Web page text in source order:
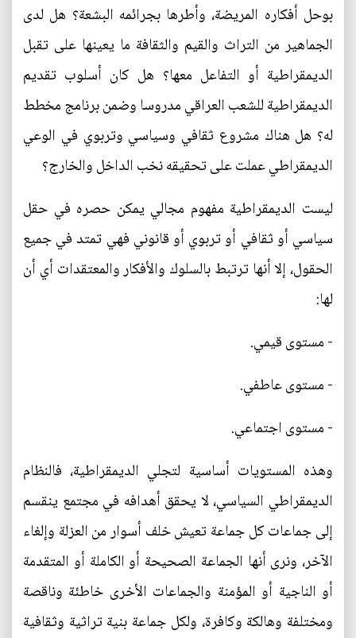
بوحل أفكاره المريضة، وأطرها بجرائمه البشعة؟ هل لدى
الجماهير من التراث والقيم والثقافة ما يعينها على تقبل
الديمقراطية أو التفاعل معها؟ هل كان أسلوب تقديم
الديمقراطية للشعب العراقي مدروسا وضمن برنامج مخطط
له؟ هل هناك مشروع ثقافي وسياسي وتربوي في الوعي
الديمقراطي عملت على تحقيقه نخب الداخل والخارج؟
ليست الديمقراطية مفهوم مجالي يمكن حصره في حقل
سياسي أو ثقافي أو تربوي أو قانوني فهي تمتد في جميع
الحقول، إلا أنها ترتبط بالسلوك والأفكار والمعتقدات أي أن
لها:
- مستوى قيمي.
- مستوى عاطفي.
- مستوى اجتماعي.
وهذه المستويات أساسية لتجلي الديمقراطية، فالنظام
الديمقراطي السياسي، لا يحقق أهدافه في مجتمع ينقسم
إلى جماعات كل جماعة تعيش خلف أسوار من العزلة وإلغاء
الآخر، ونرى أنها الجماعة الصحيحة أو الكاملة أو المتقدمة
أو الناجية أو المؤمنة والجماعات الأخرى خاطئة وناقصة
ومختلفة وهالكة وكافرة، ولكل جماعة بنية تراثية وثقافية